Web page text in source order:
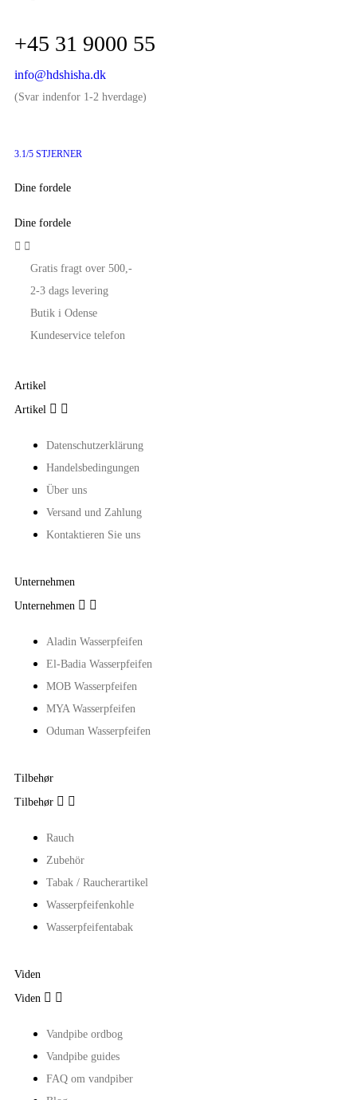
+45 31 9000 55
info@hdshisha.dk
(Svar indenfor 1-2 hverdage)
3.1/5 STJERNER
Dine fordele
Dine fordele
 
Gratis fragt over 500,-
2-3 dags levering
Butik i Odense
Kundeservice telefon
Artikel
Artikel  
Datenschutzerklärung
Handelsbedingungen
Über uns
Versand und Zahlung
Kontaktieren Sie uns
Unternehmen
Unternehmen  
Aladin Wasserpfeifen
El-Badia Wasserpfeifen
MOB Wasserpfeifen
MYA Wasserpfeifen
Oduman Wasserpfeifen
Tilbehør
Tilbehør  
Rauch
Zubehör
Tabak / Raucherartikel
Wasserpfeifenkohle
Wasserpfeifentabak
Viden
Viden  
Vandpibe ordbog
Vandpibe guides
FAQ om vandpiber